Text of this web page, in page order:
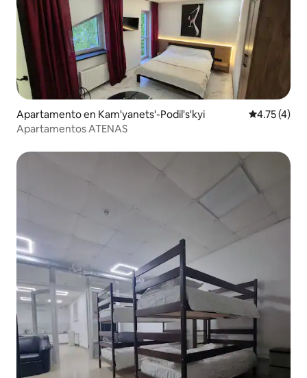
Apartamento en Kam'yanets'-Podil's'kyi Calificación
4.75 (4)
Apartamentos ATENAS